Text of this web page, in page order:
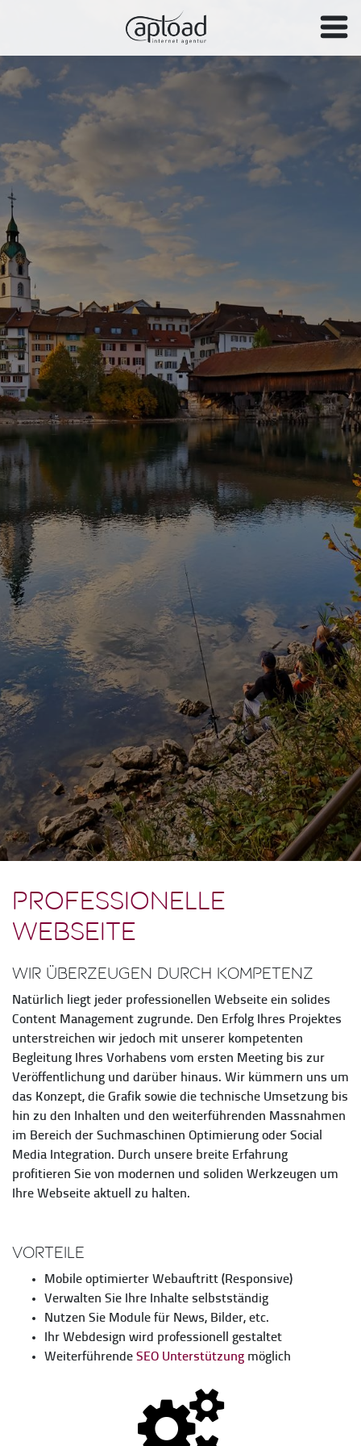
Professionelle
Webseite
Wir überzeugen durch Kompetenz
Natürlich liegt jeder professionellen Webseite ein solides
Content Management zugrunde. Den Erfolg Ihres Projektes
unterstreichen wir jedoch mit unserer kompetenten
Begleitung Ihres Vorhabens vom ersten Meeting bis zur
Veröffentlichung und darüber hinaus. Wir kümmern uns um
das Konzept, die Grafik sowie die technische Umsetzung bis
hin zu den Inhalten und den weiterführenden Massnahmen
im Bereich der Suchmaschinen Optimierung oder Social
Media Integration. Durch unsere breite Erfahrung
profitieren Sie von modernen und soliden Werkzeugen um
Ihre Webseite aktuell zu halten.
Vorteile
Mobile optimierter Webauftritt (Responsive)
Verwalten Sie Ihre Inhalte selbstständig
Nutzen Sie Module für News, Bilder, etc.
Ihr Webdesign wird professionell gestaltet
Weiterführende SEO Unterstützung möglich